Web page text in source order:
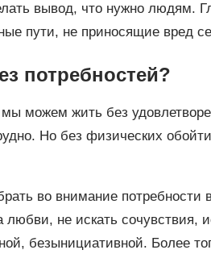
вывод, что нужно людям.
пути, не приносящие вред
потребностей?
можем жить без
Но без физических
во внимание
не искать сочувствия,
безынициативной. Более